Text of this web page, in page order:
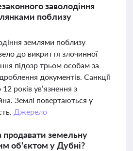
заволодіння
поблизу
землями поблизу
до викриття злочинної
підозр трьом особам за
документів. Санкції
років ув’язнення з
Землі повертаються у
Джерело
земельну
об'єктом у Дубні?